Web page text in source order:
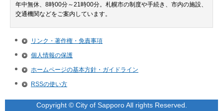
年中無休、8時00分～21時00分。札幌市の制度や手続き、市内の施設、
交通機関などをご案内しています。
リンク・著作権・免責事項
個人情報の保護
ホームページの基本方針・ガイドライン
RSSの使い方
Copyright © City of Sapporo All rights Reserved.